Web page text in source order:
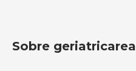
Sobre geriatricarea